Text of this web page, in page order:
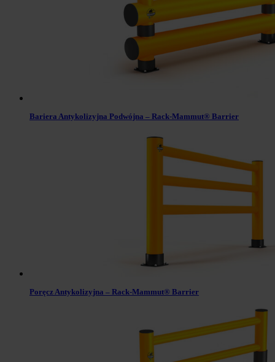
Bariera Antykolizyjna Podwójna – Rack-Mammut® Barrier
Poręcz Antykolizyjna – Rack-Mammut® Barrier